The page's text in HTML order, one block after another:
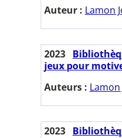
Auteur : Lamon
2023
jeux pour
Auteurs : Lamon
2023